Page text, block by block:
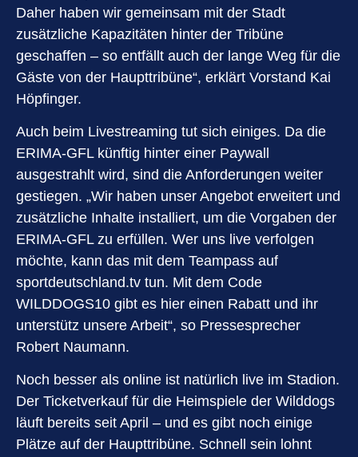
Daher haben wir gemeinsam mit der Stadt
zusätzliche Kapazitäten hinter der Tribüne
geschaffen – so entfällt auch der lange Weg für die
Gäste von der Haupttribüne“, erklärt Vorstand Kai
Höpfinger.
Auch beim Livestreaming tut sich einiges. Da die
ERIMA-GFL künftig hinter einer Paywall
ausgestrahlt wird, sind die Anforderungen weiter
gestiegen. „Wir haben unser Angebot erweitert und
zusätzliche Inhalte installiert, um die Vorgaben der
ERIMA-GFL zu erfüllen. Wer uns live verfolgen
möchte, kann das mit dem Teampass auf
sportdeutschland.tv tun. Mit dem Code
WILDDOGS10 gibt es hier einen Rabatt und ihr
unterstütz unsere Arbeit“, so Pressesprecher
Robert Naumann.
Noch besser als online ist natürlich live im Stadion.
Der Ticketverkauf für die Heimspiele der Wilddogs
läuft bereits seit April – und es gibt noch einige
Plätze auf der Haupttribüne. Schnell sein lohnt